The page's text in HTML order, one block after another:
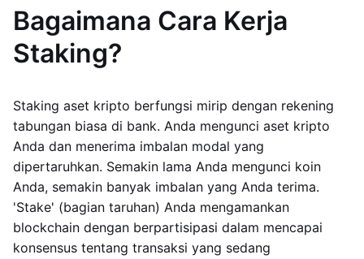
Bagaimana Cara Kerja
Staking?
Staking aset kripto berfungsi mirip dengan rekening
tabungan biasa di bank. Anda mengunci aset kripto
Anda dan menerima imbalan modal yang
dipertaruhkan. Semakin lama Anda mengunci koin
Anda, semakin banyak imbalan yang Anda terima.
'Stake' (bagian taruhan) Anda mengamankan
blockchain dengan berpartisipasi dalam mencapai
konsensus tentang transaksi yang sedang